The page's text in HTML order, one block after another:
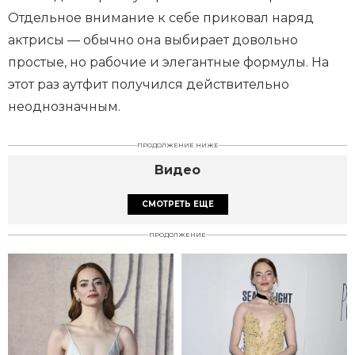
Отдельное внимание к себе приковал наряд
актрисы — обычно она выбирает довольно
простые, но рабочие и элегантные формулы. На
этот раз аутфит получился действительно
неоднозначным.
ПРОДОЛЖЕНИЕ НИЖЕ
Видео
СМОТРЕТЬ ЕЩЕ
ПРОДОЛЖЕНИЕ